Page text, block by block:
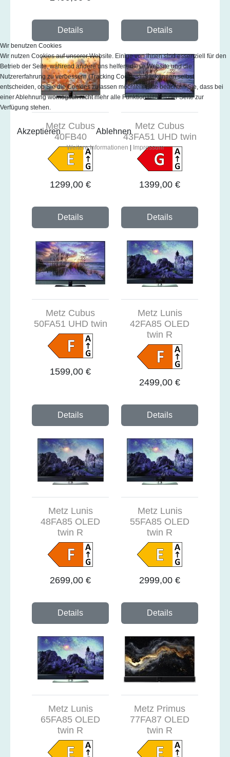
Details Details
Metz Cubus
40FB40
1299,00 €
Details
Metz Cubus
43FA51 UHD twin
1399,00 €
Details
Metz Cubus
50FA51 UHD twin
1599,00 €
Details
Metz Lunis
42FA85 OLED
twin R
2499,00 €
Details
Metz Lunis
48FA85 OLED
twin R
2699,00 €
Details
Metz Lunis
55FA85 OLED
twin R
2999,00 €
Details
Metz Lunis
65FA85 OLED
twin R
Metz Primus
77FA87 OLED
twin R
Wir benutzen Cookies
Wir nutzen Cookies auf unserer Website. Einige von ihnen sind essenziell für den
Betrieb der Seite, während andere uns helfen, diese Website und die
Nutzererfahrung zu verbessern (Tracking Cookies). Sie können selbst
entscheiden, ob Sie die Cookies zulassen möchten. Bitte beachten Sie, dass bei
einer Ablehnung womöglich nicht mehr alle Funktionalitäten der Seite zur
Verfügung stehen.
Akzeptieren Ablehnen
Weitere Informationen | Impressum